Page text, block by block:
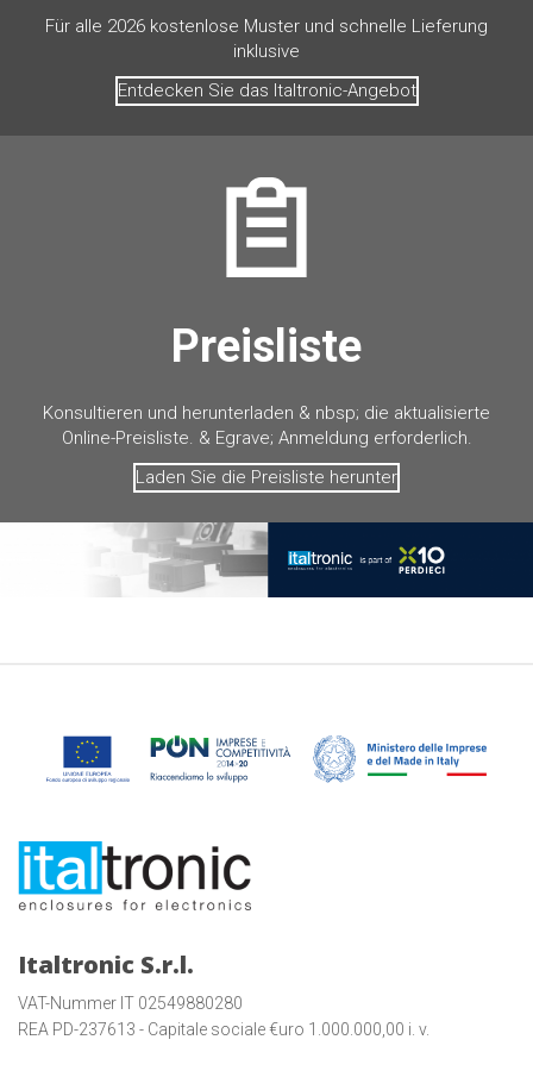
Für alle 2026 kostenlose Muster und schnelle Lieferung
inklusive
Entdecken Sie das Italtronic-Angebot
Preisliste
Konsultieren und herunterladen & nbsp; die aktualisierte
Online-Preisliste. & Egrave; Anmeldung erforderlich.
Laden Sie die Preisliste herunter
Italtronic S.r.l.
VAT-Nummer IT 02549880280
REA PD-237613 - Capitale sociale €uro 1.000.000,00 i. v.